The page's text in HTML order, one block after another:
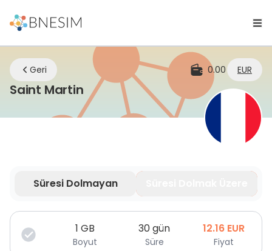
Geri 0.00 EUR
Saint MartineSIM | Nerede olursanız olun
Süresi Dolmayan
Veriniz sınırlı süre için geçerlidir.
1 GB
Boyut
30 gün
Süre
12.16 EUR
Fiyat